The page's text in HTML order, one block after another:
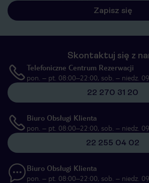
Zapisz się
Skontaktuj się z
Telefoniczne Centrum Rezerwacji
pon. – pt. 08:00–22:00, sob. – niedz.
22 270 31 20
Biuro Obsługi Klienta
pon. – pt. 08:00–22:00, sob. – niedz.
22 255 04 02
Biuro Obsługi Klienta
pon. – pt. 08:00–22:00, sob. – niedz.